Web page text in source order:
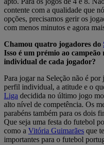
contente com a qualidade que
opções, precisamos gerir os
com menos minutos e agora
Chamou quatro jogadores do
Isso é um prémio ao
individual de cada jogador?
Para jogar na Seleção não é
perfil individual, a atitude e o
Liga decidida no último jogo
alto nível de competência. Os
parabéns também para os dois
Que seja uma festa do futebol
como a Vitória Guimarães que
importantes para o futebol